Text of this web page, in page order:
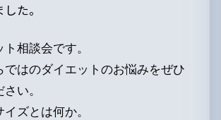
た。
相談会です。
ではのダイエットのお悩みをぜひ
い。
ズとは何か。